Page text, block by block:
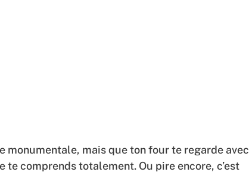
monumentale, mais que ton four te regarde avec
te comprends totalement. Ou pire encore, c’est